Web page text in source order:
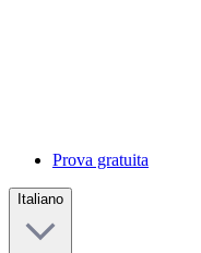
Prova gratuita
Italiano